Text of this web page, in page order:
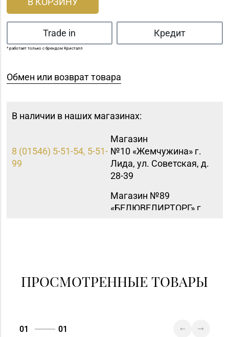
Trade in Кредит
* работает только с брендом Кристалл
Обмен или возврат товара
В наличии в наших магазинах:
8 (01546) 5-51-54, 5-51-
99
Магазин
№10 «Жемчужина» г.
Лида, ул. Советская, д.
28-39
Магазин №89
«БЕЛЮВЕЛИРТОРГ» г.
ПРОСМОТРЕННЫЕ ТОВАРЫ
01 01